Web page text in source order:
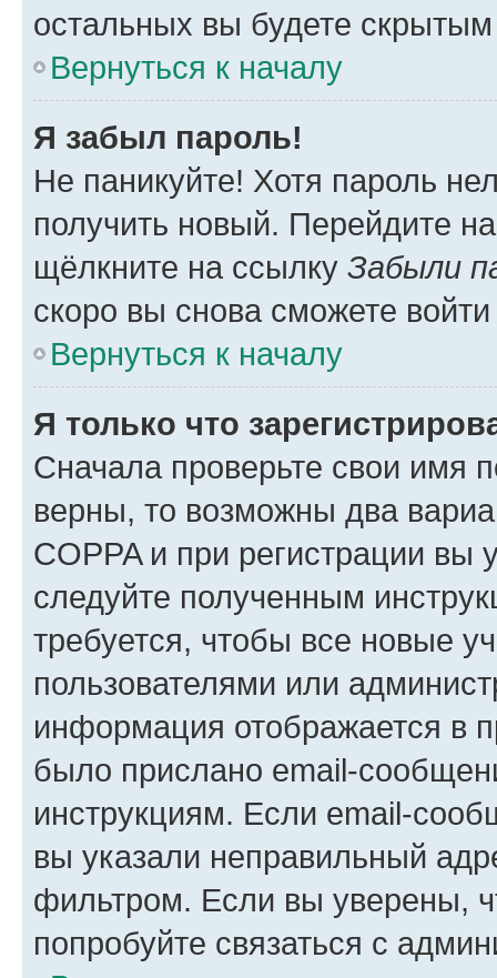
остальных вы будете
Вернуться к началу
Я забыл пароль!
Не паникуйте! Хотя пароль
получить новый. Перейдите
щёлкните на ссылку Забыли
скоро вы снова сможете
Вернуться к началу
Я только что
Сначала проверьте свои имя
верны, то возможны два
COPPA и при регистрации вы
следуйте полученным
требуется, чтобы все новые
пользователями или
информация отображается в
было прислано email-
инструкциям. Если email-
вы указали неправильный
фильтром. Если вы уверены,
попробуйте связаться с